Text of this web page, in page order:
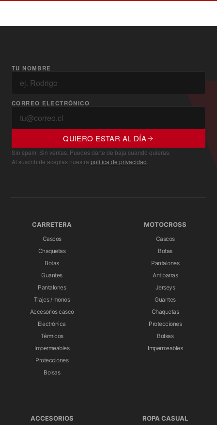
TU NOMBRE
CORREO ELECTRÓNICO
QUIERO ESTAR AL DÍA
Sin spam. Sin ventas. Puedes darte de baja cuando quieras.
Al suscribirte aceptas nuestra política de privacidad.
CARRETERA
Cascos
Chaquetas
Botas
Guantes
Pantalones
Trajes / monos
Accesorios casco
Electrónica
Térmicos
Impermeables
Protecciones
Bolsas
MOTOCROSS
Cascos
Botas
Pantalones
Antiparras
Jerseys
Guantes
Chaquetas
Protecciones
Bolsas
Impermeables
ACCESORIOS ROPA CASUAL